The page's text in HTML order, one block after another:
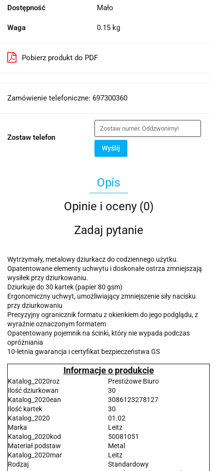
Dostępność Mało
Waga 0.15 kg
Pobierz produkt do PDF
Zamówienie telefoniczne: 697300360
Zostaw telefon
Wyślij
Opis
Opinie i oceny (0)
Zadaj pytanie
Wytrzymały, metalowy dziurkacz do codziennego użytku.
Opatentowane elementy uchwytu i doskonałe ostrza zmniejszają
wysiłek przy dziurkowaniu.
Dziurkuje do 30 kartek (papier 80 gsm)
Ergonomiczny uchwyt, umożliwiający zmniejszenie siły nacisku
przy dziurkowaniu
Precyzyjny ogranicznik formatu z okienkiem do jego podglądu, z
wyraźnie oznaczonym formatem
Opatentowany pojemnik na ścinki, który nie wypada podczas
opróżniania
10-letnia gwarancja i certyfikat bezpieczeństwa GS
Informacje o produkcie
Katalog_2020roz
Prestiżowe Biuro
Ilość dziurkowan
30
Katalog_2020ean
3086123278127
Ilość kartek
30
Katalog_2020
01.02
Marka
Leitz
Katalog_2020kod
50081051
Materiał podstaw
Metal
Katalog_2020mar
Leitz
Rodzaj
Standardowy